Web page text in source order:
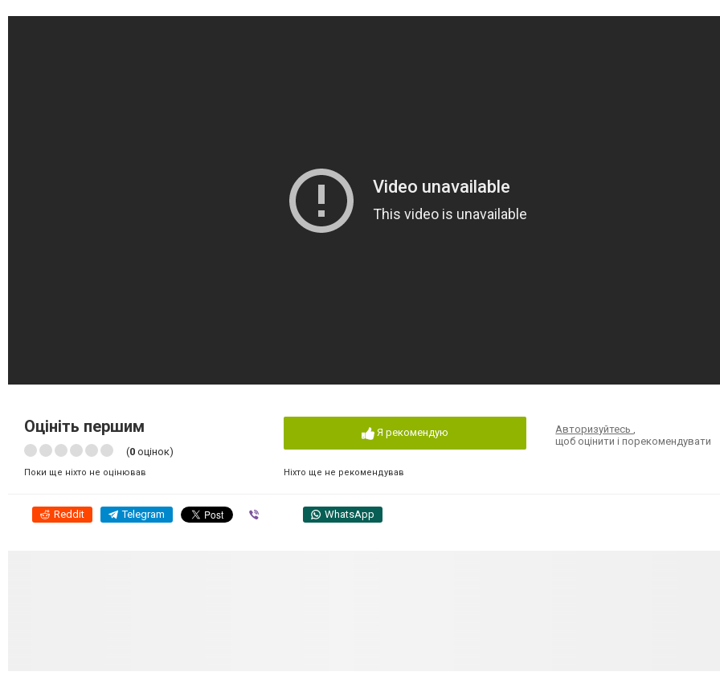
Оцініть першим
(0 оцінок)
Поки ще ніхто не оцінював
Я рекомендую
Ніхто ще не рекомендував
Авторизуйтесь,
щоб оцінити і порекомендувати
Reddit Telegram WhatsApp